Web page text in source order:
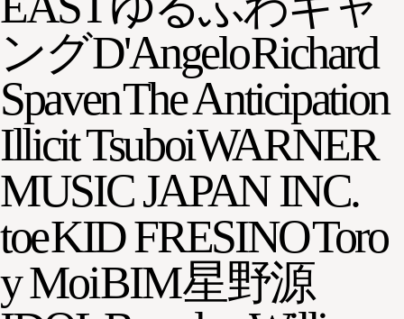
ングD'AngeloRichard
SpavenThe Anticipation
Illicit TsuboiWARNER
MUSIC JAPAN INC.
toeKID FRESINOToro
y MoiBIM星野源